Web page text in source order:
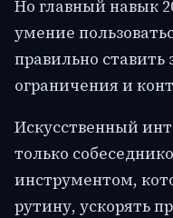
Но главный навык
умение
правильно ставить
ограничения и
Искусственный
только
инструментом,
рутину, ускорять